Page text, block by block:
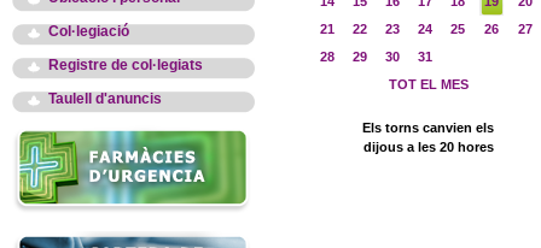
Col·legiació
Registre de col·legiats
Taulell d'anuncis
21
22 23 24 25 26
27
28
29 30
31
TOT EL MES
Els torns canvien els
dijous a les 20 hores